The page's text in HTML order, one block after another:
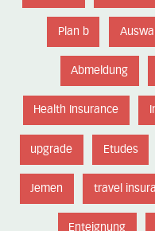
Plan b
Abmeldung
Health Insurance
upgrade Etudes
Jemen travel
Enteignung